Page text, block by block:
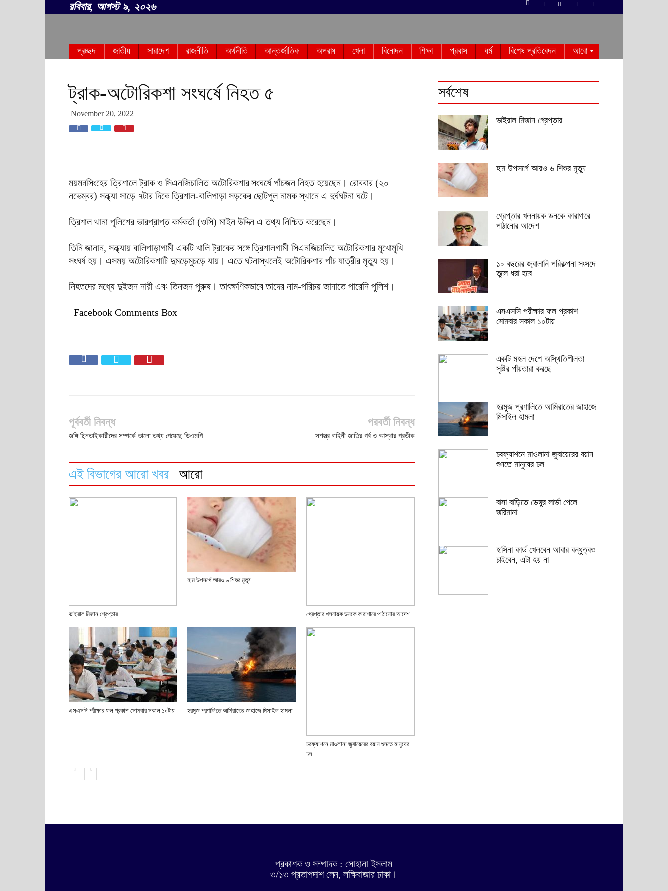
রবিবার, আগস্ট ৯, ২০২৬
বাংলা
প্রচ্ছদ জাতীয় সারাদেশ রাজনীতি অর্থনীতি আন্তর্জাতিক অপরাধ খেলা বিনোদন শিক্ষা প্রবাস ধর্ম বিশেষ প্রতিবেদন আরো
ট্রাক-অটোরিকশা সংঘর্ষে নিহত ৫
November 20, 2022
ময়মনসিংহের ত্রিশালে ট্রাক ও সিএনজিচালিত অটোরিকশার সংঘর্ষে পাঁচজন নিহত হয়েছেন। রোববার (২০
নভেম্বর) সন্ধ্যা সাড়ে ৭টার দিকে ত্রিশাল-বালিপাড়া সড়কের ছোটপুল নামক স্থানে এ দুর্ঘঘটনা ঘটে।
ত্রিশাল থানা পুলিশের ভারপ্রাপ্ত কর্মকর্তা (ওসি) মাইন উদ্দিন এ তথ্য নিশ্চিত করেছেন।
তিনি জানান, সন্ধ্যায় বালিপাড়াগামী একটি খালি ট্রাকের সঙ্গে ত্রিশালগামী সিএনজিচালিত অটোরিকশার মুখোমুখি
সংঘর্ষ হয়। এসময় অটোরিকশাটি দুমড়েমুচড়ে যায়। এতে ঘটনাস্থলেই অটোরিকশার পাঁচ যাত্রীর মৃত্যু হয়।
নিহতদের মধ্যে দুইজন নারী এবং তিনজন পুরুষ। তাৎক্ষণিকভাবে তাদের নাম-পরিচয় জানাতে পারেনি পুলিশ।
Facebook Comments Box
পূর্ববর্তী নিবন্ধ
জঙ্গি ছিনতাইকারীদের সম্পর্কে ভালো তথ্য পেয়েছে ডিএমপি
পরবর্তী নিবন্ধ
সশস্ত্র বাহিনী জাতির গর্ব ও আস্থার প্রতীক
এই বিভাগের আরো খবর আরো
ভাইরাল মিজান গ্রেপ্তার
হাম উপসর্গে আরও ৬ শিশুর মৃত্যু
গ্রেপ্তার খলনায়ক ডনকে কারাগারে পাঠানোর আদেশ
এসএসসি পরীক্ষার ফল প্রকাশ সোমবার সকাল ১০টায় হরমুজ প্রণালিতে আমিরাতের জাহাজে মিসাইল হামলা
চরফ্যাশনে মাওলানা জুবায়েরের বয়ান শুনতে মানুষের
ঢল
সর্বশেষ
ভাইরাল মিজান গ্রেপ্তার
হাম উপসর্গে আরও ৬ শিশুর মৃত্যু
গ্রেপ্তার খলনায়ক ডনকে কারাগারে
পাঠানোর আদেশ
১০ বছরের জ্বালানি পরিকল্পনা সংসদে
তুলে ধরা হবে
এসএসসি পরীক্ষার ফল প্রকাশ
সোমবার সকাল ১০টায়
একটি মহল দেশে অস্থিতিশীলতা
সৃষ্টির পাঁয়তারা করছে
হরমুজ প্রণালিতে আমিরাতের জাহাজে
মিসাইল হামলা
চরফ্যাশনে মাওলানা জুবায়েরের বয়ান
শুনতে মানুষের ঢল
বাসা বাড়িতে ডেঙ্গুর লার্ভা পেলে
জরিমানা
হাসিনা কার্ড খেলবেন আবার বন্ধুত্বও
চাইবেন, এটা হয় না
প্রকাশক ও সম্পাদক : সোহানা ইসলাম
৩/১৩ প্রতাপদাশ লেন, লক্ষিবাজার ঢাকা।